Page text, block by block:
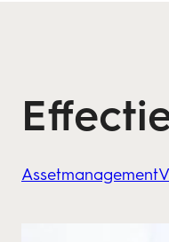
Assetmanagement